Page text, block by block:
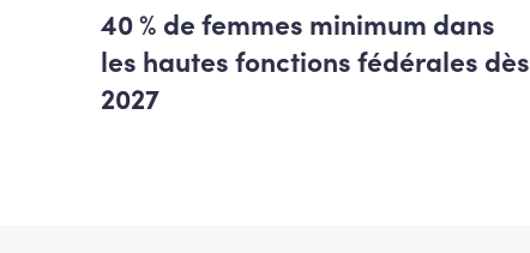
40 % de femmes minimum dans
les hautes fonctions fédérales dès
2027